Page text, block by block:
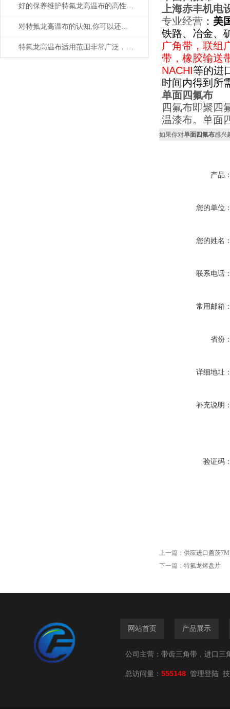
好的保养维护特氟龙高温布的高性能发挥
对特氟龙高温布的认知,你可以还不够透彻!
特氟龙高温布适用范围非常广泛，作用也非常*
上海赤丰机电
专业经营 ： 美
铁路、冶金、
广角带，联组
带，橡胶输送
NACHI等的进
时间内得到所
单面四氟布
四氟布即聚四
温漆布。单面
如果你对单面四氟布感兴
产品
您的单位
您的姓名
联系电话
常用邮箱
省份
详细地址
补充说明
验证码
上一篇： 供应进口盖茨
下一篇： 特氟龙烤盘片
网站首页 产品展示
公司主营：带齿三角带，进口三
总访问量： 555148 管理登陆